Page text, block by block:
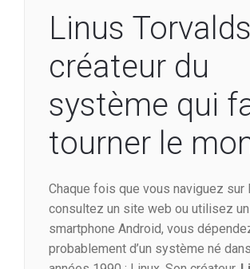
Linus
créateur du
système qui
tourner le
Chaque fois que vous naviguez sur
consultez un site web ou utilisez un
smartphone Android, vous
probablement d’un système né